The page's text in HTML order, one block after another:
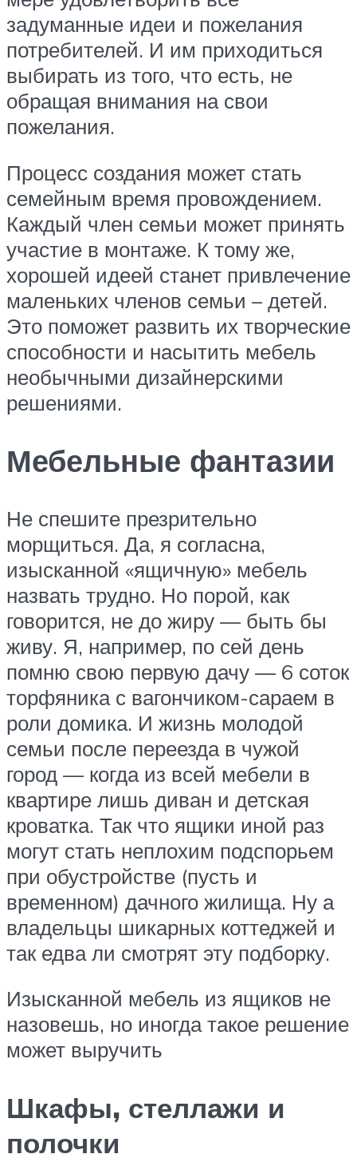
задуманные идеи и пожелания
потребителей. И им приходиться
выбирать из того, что есть, не
обращая внимания на свои
пожелания.
Процесс создания может стать
семейным время провождением.
Каждый член семьи может принять
участие в монтаже. К тому же,
хорошей идеей станет привлечение
маленьких членов семьи – детей.
Это поможет развить их творческие
способности и насытить мебель
необычными дизайнерскими
решениями.
Мебельные фантазии
Не спешите презрительно
морщиться. Да, я согласна,
изысканной «ящичную» мебель
назвать трудно. Но порой, как
говорится, не до жиру — быть бы
живу. Я, например, по сей день
помню свою первую дачу — 6 соток
торфяника с вагончиком-сараем в
роли домика. И жизнь молодой
семьи после переезда в чужой
город — когда из всей мебели в
квартире лишь диван и детская
кроватка. Так что ящики иной раз
могут стать неплохим подспорьем
при обустройстве (пусть и
временном) дачного жилища. Ну а
владельцы шикарных коттеджей и
так едва ли смотрят эту подборку.
Изысканной мебель из ящиков не
назовешь, но иногда такое решение
может выручить
Шкафы, стеллажи и
полочки